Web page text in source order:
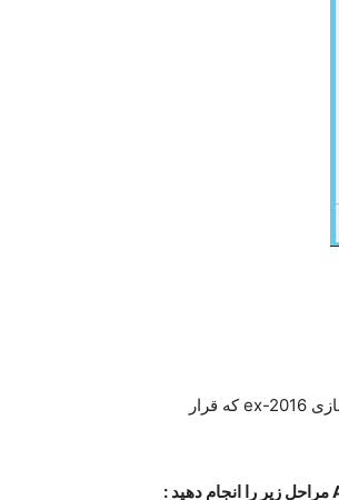
) می توانید دانلود کنید و بر روی ماشین مجازی ex-2016 که قرار